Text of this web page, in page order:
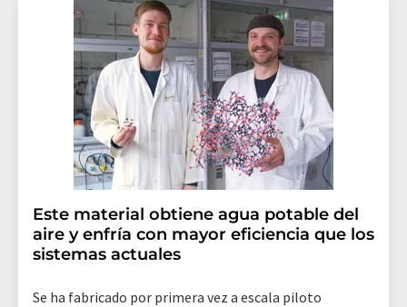
Este material obtiene agua potable del
aire y enfría con mayor eficiencia que los
sistemas actuales
Se ha fabricado por primera vez a escala piloto